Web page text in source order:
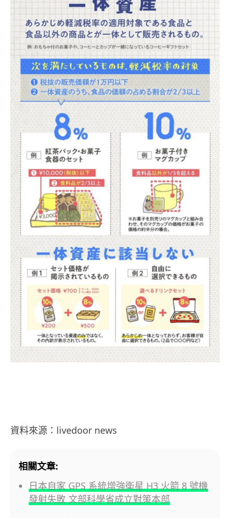
資料來源：livedoor news
相關文章:
日本自家 GPS 系統增強衛星 H3 火箭 8 號機
發射失敗 文部科學省成立對策本部